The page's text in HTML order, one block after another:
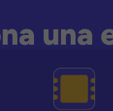
una